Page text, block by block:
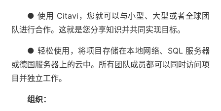
● 使用 Citavi，您就可以与小型、大型或者全球团
队进行合作。这就是您分享知识并共同实现目标。
● 轻松使用，将项目存储在本地网络、SQL 服务器
或德国服务器上的云中。所有团队成员都可以同时访问项
目并独立工作。
组织：